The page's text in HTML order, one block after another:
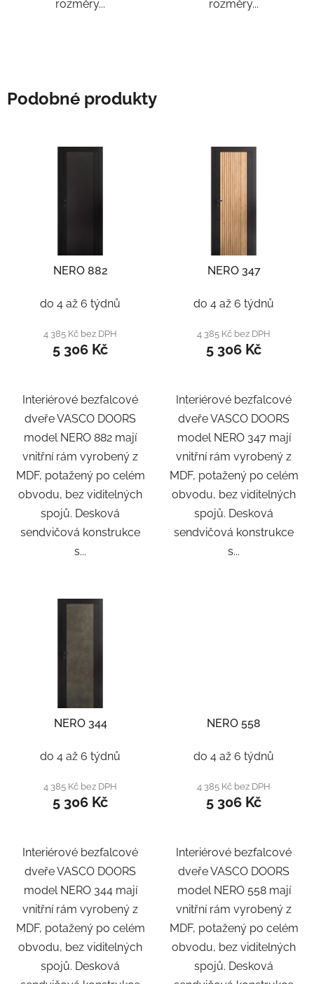
rozměry... rozměry...
Podobné produkty
NERO 882
do 4 až 6 týdnů
4 385 Kč bez DPH
5 306 Kč
Interiérové bezfalcové
dveře VASCO DOORS
model NERO 882 mají
vnitřní rám vyrobený z
MDF, potažený po celém
obvodu, bez viditelných
spojů. Desková
sendvičová konstrukce
s...
NERO 347
do 4 až 6 týdnů
4 385 Kč bez DPH
5 306 Kč
Interiérové bezfalcové
dveře VASCO DOORS
model NERO 347 mají
vnitřní rám vyrobený z
MDF, potažený po celém
obvodu, bez viditelných
spojů. Desková
sendvičová konstrukce
s...
NERO 344
do 4 až 6 týdnů
4 385 Kč bez DPH
5 306 Kč
Interiérové bezfalcové
dveře VASCO DOORS
model NERO 344 mají
vnitřní rám vyrobený z
MDF, potažený po celém
obvodu, bez viditelných
spojů. Desková
NERO 558
do 4 až 6 týdnů
4 385 Kč bez DPH
5 306 Kč
Interiérové bezfalcové
dveře VASCO DOORS
model NERO 558 mají
vnitřní rám vyrobený z
MDF, potažený po celém
obvodu, bez viditelných
spojů. Desková